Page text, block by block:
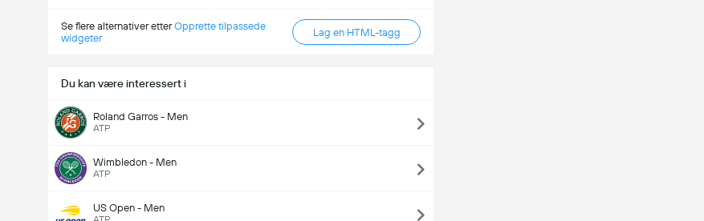
Se flere alternativer etterOpprette tilpassede
widgeter
Lag en HTML-tagg
Du kan være interessert i
Roland Garros - Men
ATP
Wimbledon - Men
ATP
US Open - Men